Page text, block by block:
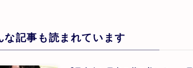
な記事も読まれています